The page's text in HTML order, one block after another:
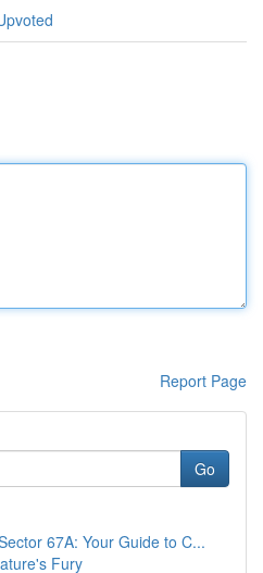
Report Page
Go
67A: Your Guide to C...
Fury